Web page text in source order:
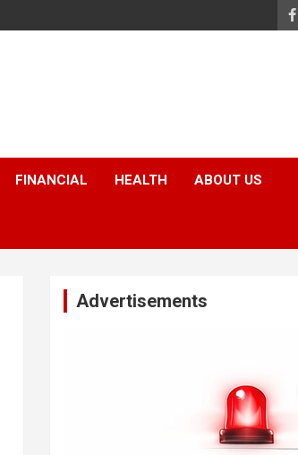
FINANCIAL HEALTH ABOUT US
Advertisements